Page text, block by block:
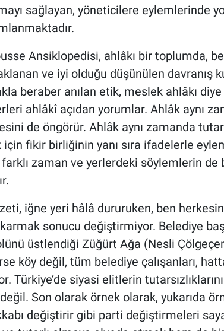
sağlayan, yöneticilere eylemlerinde
Ansiklopedisi, ahlâkı bir toplumda,
ve iyi olduğu düşünülen davranış
beraber anılan etik, meslek ahlâkı
ahlâkî açıdan yorumlar. Ahlâk aynı
de öngörür. Ahlâk aynı zamanda
için fikir birliğinin yanı sıra ifadelerle
zaman ve yerlerdeki söylemlerin de
iğne yeri hâlâ dururuken, ben
sonucu değiştirmiyor. Belediye
üstlendiği Züğürt Ağa (Nesli
köy değil, tüm belediye çalışanları,
Türkiye’de siyasi elitlerin
Son olarak örnek olarak, yukarıda
değiştirir gibi parti değiştirmeleri